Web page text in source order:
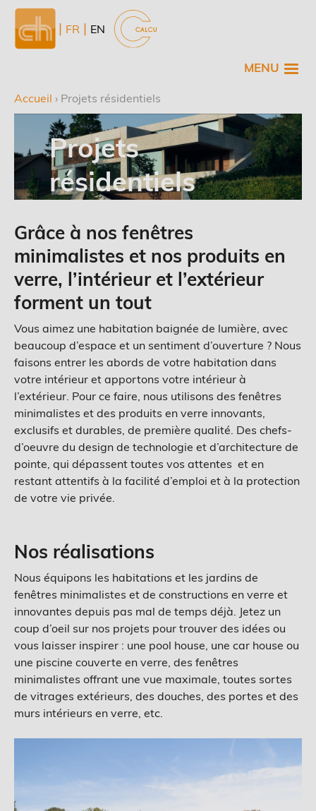
Aller
contenu
NL FR EN
MENU
Fil
d'Ariane
Accueil › Projets résidentiels
Projets
résidentiels
Grâce à nos fenêtres
minimalistes et nos produits en
verre, l’intérieur et l’extérieur
forment un tout
Vous aimez une habitation baignée de lumière, avec
beaucoup d’espace et un sentiment d’ouverture ? Nous
faisons entrer les abords de votre habitation dans
votre intérieur et apportons votre intérieur à
l’extérieur. Pour ce faire, nous utilisons des fenêtres
minimalistes et des produits en verre innovants,
exclusifs et durables, de première qualité. Des chefs-
d’oeuvre du design de technologie et d’architecture de
pointe, qui dépassent toutes vos attentes et en
restant attentifs à la facilité d’emploi et à la protection
de votre vie privée.
Nos réalisations
Nous équipons les habitations et les jardins de
fenêtres minimalistes et de constructions en verre et
innovantes depuis pas mal de temps déjà. Jetez un
coup d’oeil sur nos projets pour trouver des idées ou
vous laisser inspirer : une pool house, une car house ou
une piscine couverte en verre, des fenêtres
minimalistes offrant une vue maximale, toutes sortes
de vitrages extérieurs, des douches, des portes et des
murs intérieurs en verre, etc.